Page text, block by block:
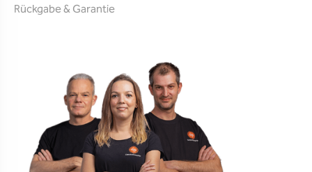
Rückgabe & Garantie